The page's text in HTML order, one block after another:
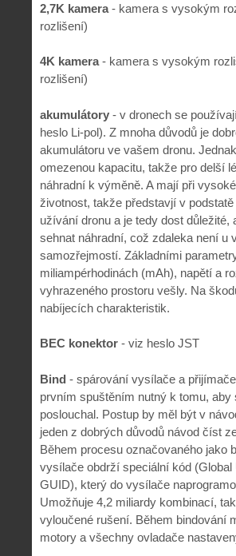
2,7K kamera- kamera s vysokým
rozlišení)
4K kamera- kamera s vysokým
rozlišení)
akumulátory - v dronech se
heslo Li-pol). Z mnoha důvodů je
akumulátoru ve vašem dronu.
omezenou kapacitu, takže pro delší
náhradní k výměně. A mají při
životnost, takže představjí v
užívání dronu a je tedy dost důležité,
sehnat náhradní, což zdaleka není u
samozřejmostí. Základními
miliampérhodinách (mAh), napětí a
vyhrazeného prostoru vešly. Na
nabíjecích charakteristik.
BEC konektor - viz heslo JST
Bind - spárování vysílače a
prvním spuštěním nutný k tomu, aby
poslouchal. Postup by měl být v
jeden z dobrých důvodů návod číst
Během procesu označovaného jako
vysílače obdrží speciální kód (Global
GUID), který do vysílače
Umožňuje 4,2 miliardy kombinací,
vyloučené rušení. Během bindování
motory a všechny ovladače